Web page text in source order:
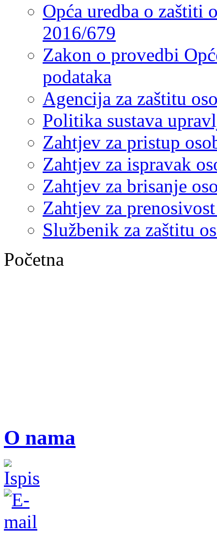
Opća uredba o zaštiti
2016/679
Zakon o provedbi
podataka
Agencija za zaštitu
Politika sustava
Zahtjev za pristup
Zahtjev za ispravak
Zahtjev za brisanje
Zahtjev za
Službenik za zaštitu
Početna
O nama